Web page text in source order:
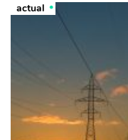
actual